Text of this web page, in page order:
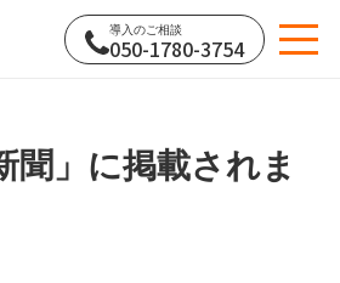
導入のご相談
050-1780-3754
聞」に掲載されま